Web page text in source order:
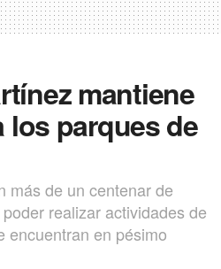
mantiene
los parques de
más de un centenar de
realizar actividades de
encuentran en pésimo